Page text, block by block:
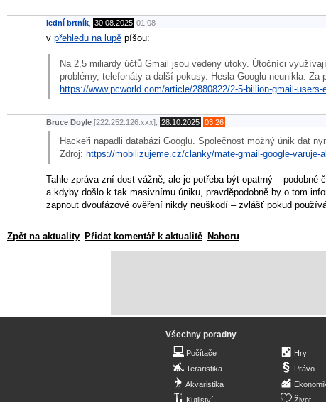
lední brtník 30.08.2025 01:08
v přehledu na lupě píšou:
Na 2,5 miliardy účtů Gmail jsou vedeny útoky. Útočníci
problémy, telefonáty a další pokusy. Hesla Googlu neunikla. Za
https://www.pcworld.com/article/2880822/2-5-billion-gmail-
Bruce Doyle [222.252.126.xxx], 28.10.2025 03:26
Hackeři napadli databázi Googlu. Společnost možný únik dat
Zdroj: https://mobilizujeme.cz/clanky/mate-gmail-google-varuje-
Tahle zpráva zní dost vážně, ale je potřeba být opatrný –
a kdyby došlo k tak masivnímu úniku, pravděpodobně by o tom
zapnout dvoufázové ověření nikdy neuškodí – zvlášť pokud
Zpět na aktuality Přidat komentář k aktualitě Nahoru
Všechny poradny
Počítače
Teraristika
Akvaristika
Kutilství
Hry
Právo
Život